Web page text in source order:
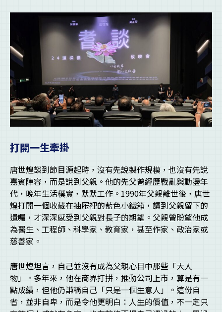
打開一生牽掛
唐世煌談到節目源起時，沒有先說製作規模，也沒有先說
嘉賓陣容，而是說到父親。他的先父曾經歷戰亂與動盪年
代，晚年生活樸實，默默工作。1990年父親離世後，唐世
煌打開一個收藏在抽屜裡的藍色小鐵箱，讀到父親留下的
遺囑，才深深感受到父親對長子的期望。父親曾盼望他成
為醫生、工程師、科學家、教育家，甚至作家、政治家或
慈善家。
唐世煌坦言，自己並沒有成為父親心目中那些「大人
物」。多年來，他在商界打拼，推動公司上市，算是有一
點成績，但他仍謙稱自己「只是一個生意人」。這份自
省，並非自卑，而是令他更明白：人生的價值，不一定只